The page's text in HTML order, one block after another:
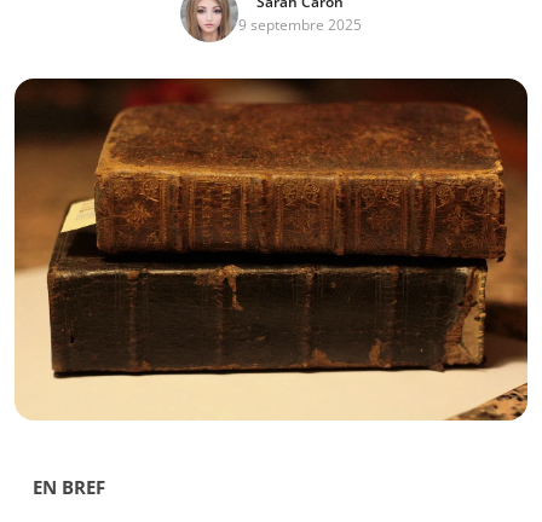
9 septembre 2025
EN BREF